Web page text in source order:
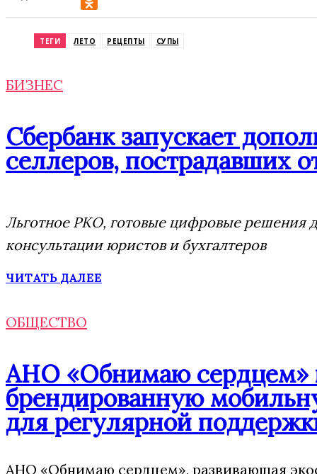
ТЕГИ ЛЕТО РЕЦЕПТЫ СУПЫ
БИЗНЕС
Сбербанк запускает
селлеров, пострадавших
Льготное РКО, готовые цифровые решения
консультации юристов и бухгалтеров
ЧИТАТЬ ДАЛЕЕ
ОБЩЕСТВО
АНО «Обнимаю сердцем»
брендированную
для регулярной
АНО «Обнимаю сердцем», развивающая